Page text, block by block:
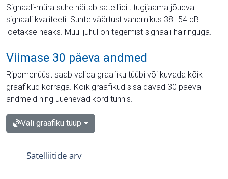
Signaali-müra suhe näitab satelliidilt tugijaama jõudva
signaali kvaliteeti. Suhte väärtust vahemikus 38–54 dB
loetakse heaks. Muul juhul on tegemist signaali häiringuga.
Viimase 30 päeva andmed
Rippmenüüst saab valida graafiku tüübi või kuvada kõik
graafikud korraga. Kõik graafikud sisaldavad 30 päeva
andmeid ning uuenevad kord tunnis.
Vali graafiku tüüp
Satelliitide arv